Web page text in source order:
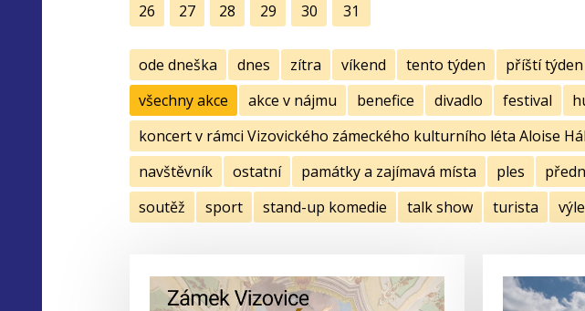
26
27
28
29
30
31
ode dneška dnes zítra víkend tento týden příští týden
všechny akce
akce v nájmu benefice divadlo festival
koncert v rámci Vizovického zámeckého kulturního léta Aloise
navštěvník
ostatní památky a zajímavá místa ples
soutěž
sport stand-up komedie talk show turista